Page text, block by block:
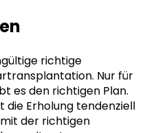
richtige
Nur für
es den richtigen Plan.
die Erholung tendenziell
der richtigen